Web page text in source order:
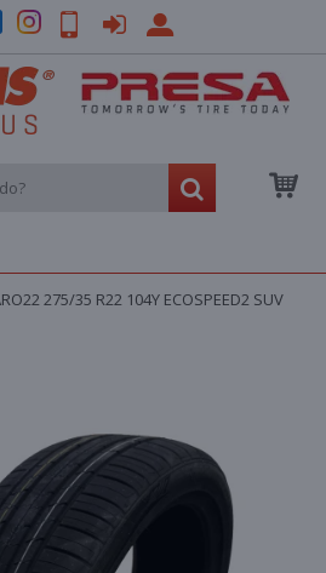
275/35 R22 104Y ECOSPEED2 SUV